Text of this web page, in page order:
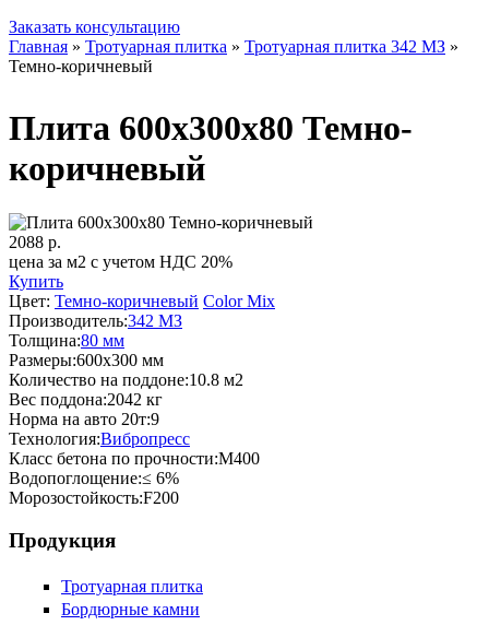
Заказать консультацию
Вы здесь
Главная » Тротуарная плитка » Тротуарная плитка 342 МЗ »
Темно-коричневый
Плита 600х300х80 Темно-
коричневый
2088 р.
цена за м2 с учетом НДС 20%
Купить
Цвет: Темно-коричневый Color Mix
Производитель:342 МЗ
Толщина:80 мм
Размеры:600х300 мм
Количество на поддоне:10.8 м2
Вес поддона:2042 кг
Норма на авто 20т:9
Технология:Вибропресс
Класс бетона по прочности:М400
Водопоглощение:≤ 6%
Морозостойкость:F200
Продукция
Тротуарная плитка
Бордюрные камни